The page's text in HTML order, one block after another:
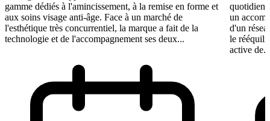
gamme dédiés à l'amincissement, à la remise en forme et
aux soins visage anti-âge. Face à un marché de
l'esthétique très concurrentiel, la marque a fait de la
technologie et de l'accompagnement ses deux...
quotidien.
un
d'un
le
active